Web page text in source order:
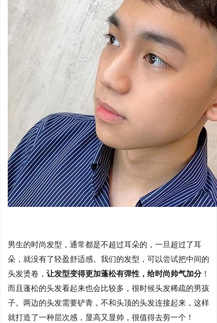
男生的时尚发型，通常都是不超过耳朵的，一旦超过了耳
朵，就没有了轻盈舒适感。我们的发型，可以尝试把中间的
头发烫卷， 让发型变得更加蓬松有弹性，给时尚帅气加分！
而且蓬松的头发看起来也会比较多，很时候头发稀疏的男孩
子。两边的头发需要铲青，不和头顶的头发连接起来，这样
就打造了一种层次感，显高又显帅，很值得去剪一个！